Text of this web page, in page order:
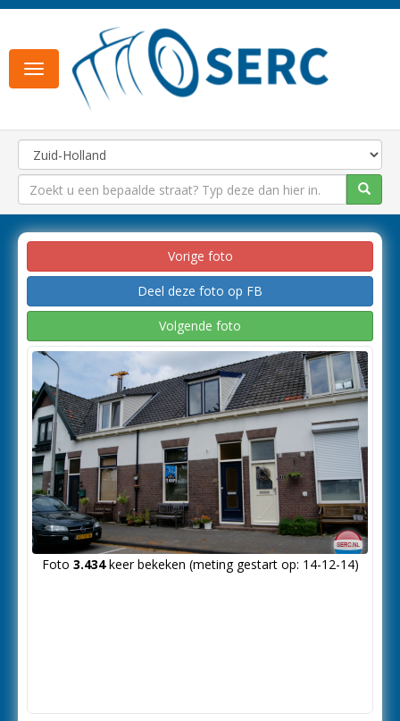
Toggle
navigation
Vorige foto
Deel deze foto op FB
Volgende foto
Foto 3.434keer bekeken (meting gestart op: 14-12-14)